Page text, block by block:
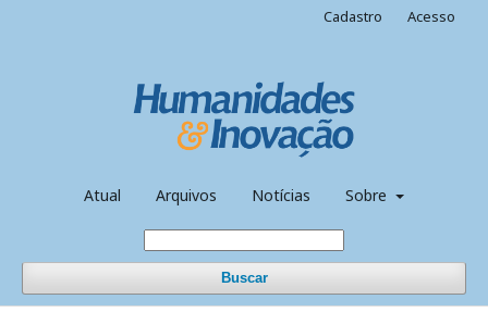
Atual Arquivos Notícias Sobre
Buscar
Cadastro Acesso